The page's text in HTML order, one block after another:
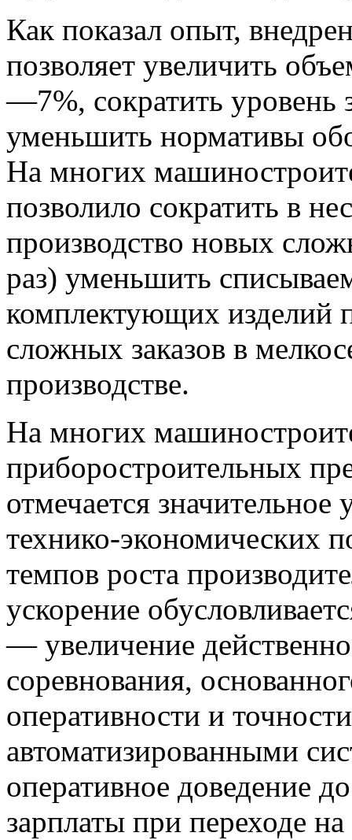
Как показал опыт,
позволяет уве­личить
—7%, сократить уровень
уменьшить нормативы
На многих
позволи­ло сократить в
производство новых
раз) уменьшить
комплектующих изделий
слож­ных заказов в
производстве.
На многих
приборостроительных
отмечается
технико-экономических
темпов рос­та
ускорение
— увеличение
соревнования,
оперативности и
автоматизированными
оперативное доведение
зарплаты при переходе